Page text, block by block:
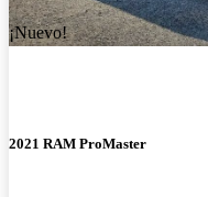
¡Nuevo!
2021 RAM ProMaster